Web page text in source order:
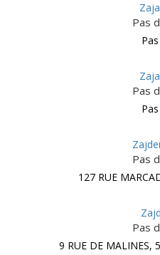
Pas
Pas
Pas
127 RUE
Pas
9 RUE DE MALINES,